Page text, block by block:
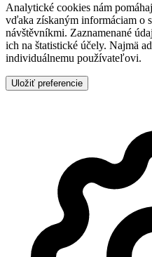
Analytické cookies nám
vďaka získaným informáciam o
návštěvníkmi. Zaznamenané
ich na štatistické účely. Najmä
individuálnemu používateľovi.
Uložiť preferencie